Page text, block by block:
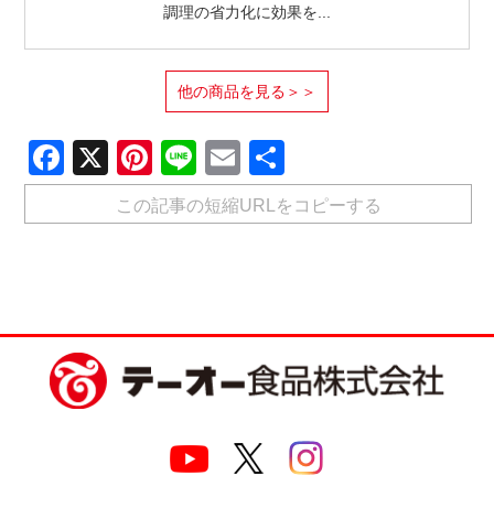
調理の省力化に効果を...
他の商品を見る＞＞
Facebook
X Pinterest
LineEmail
有
この記事の短縮URLをコピーする